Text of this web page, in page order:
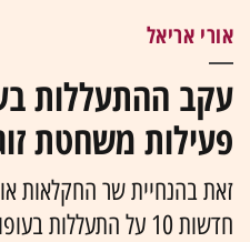
אורי אריאל
עקב ההתעללות
פעילות משחטת
זאת בהנחיית שר החקלאות
חדשות 10 על